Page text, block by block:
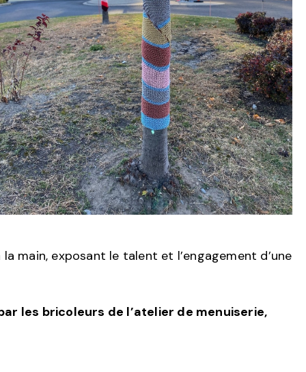
main, exposant le talent et l’engagement d’une
les bricoleurs de l’atelier de menuiserie,